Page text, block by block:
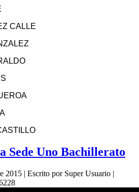
CALLE
Sede Uno Bachillerato
2015 | Escrito por Super Usuario |